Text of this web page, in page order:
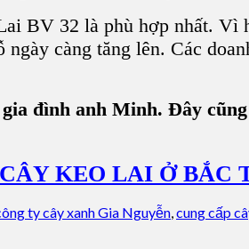
BV 32 là phù hợp nhất. Vì
càng tăng lên. Các
đình anh Minh. Đây
KEO LAI Ở BẮC
ty cây xanh Gia Nguyễn,cung cấp